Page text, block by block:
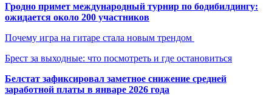
Гродно примет международный турнир по бодибилдингу:
ожидается около 200 участников
Почему игра на гитаре стала новым трендом
Брест за выходные: что посмотреть и где остановиться
Белстат зафиксировал заметное снижение средней
заработной платы в январе 2026 года